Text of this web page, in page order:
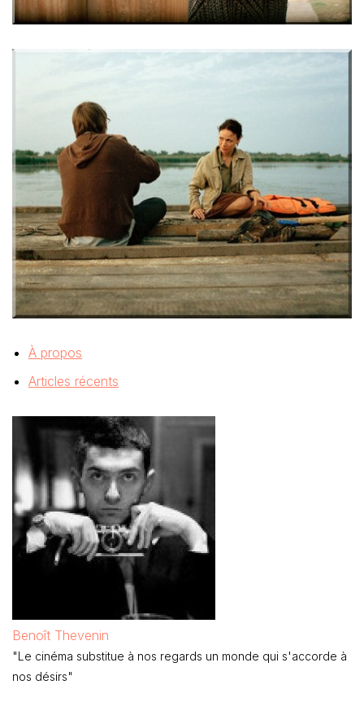
À propos
Articles récents
Benoît Thevenin
"Le cinéma substitue à nos regards un monde qui s'accorde à
nos désirs"